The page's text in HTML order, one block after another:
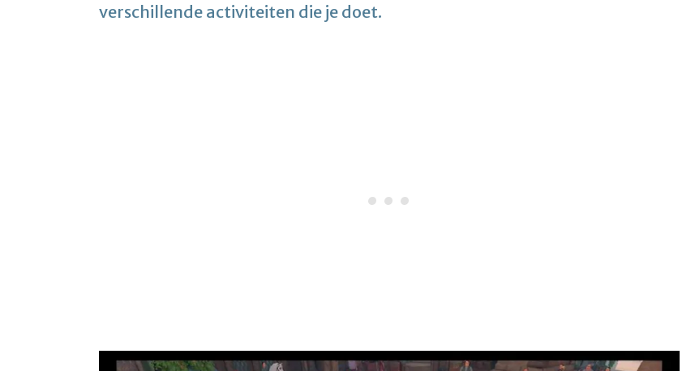
verschillende activiteiten die je doet.